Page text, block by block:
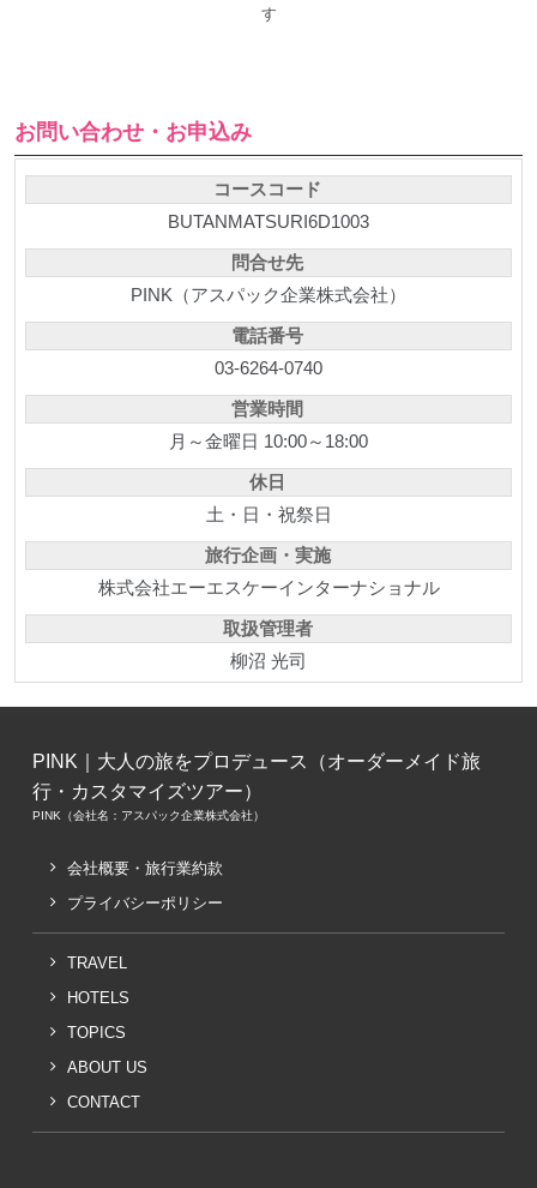
す
お問い合わせ・お申込み
コースコード
BUTANMATSURI6D1003
問合せ先
PINK（アスパック企業株式会社）
電話番号
03-6264-0740
営業時間
月～金曜日 10:00～18:00
休日
土・日・祝祭日
旅行企画・実施
株式会社エーエスケーインターナショナル
取扱管理者
柳沼 光司
PINK｜大人の旅をプロデュース（オーダーメイド旅
行・カスタマイズツアー）
PINK（会社名：アスパック企業株式会社）
会社概要・旅行業約款
プライバシーポリシー
TRAVEL
HOTELS
TOPICS
ABOUT US
CONTACT